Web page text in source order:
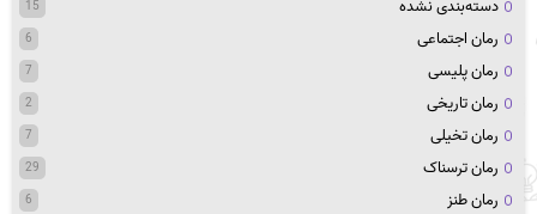
دسته‌بندی نشده 15
رمان اجتماعی 6
رمان پلیسی 7
رمان تاریخی 2
رمان تخیلی 7
رمان ترسناک 29
رمان طنز 6